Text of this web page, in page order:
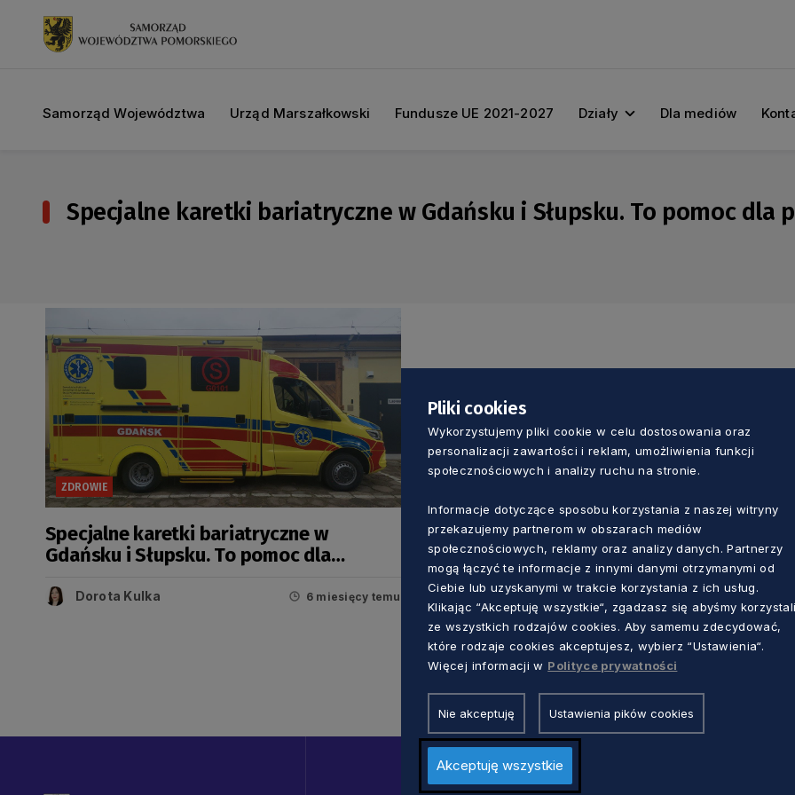
Samorząd Województwa Urząd Marszałkowski Fundusze UE 2021-2027 Działy Dla mediów
Specjalne karetki bariatryczne w Gdańsku i Słupsku. To pomoc dla
ZDROWIE
Specjalne karetki bariatryczne w
Gdańsku i Słupsku. To pomoc dla
Dorota Kulka 6 miesięcy temu
Pliki cookies
Wykorzystujemy pliki cookie w celu dostosowania oraz
personalizacji zawartości i reklam, umożliwienia funkcji
społecznościowych i analizy ruchu na stronie.
Informacje dotyczące sposobu korzystania z naszej witryny
przekazujemy partnerom w obszarach mediów
społecznościowych, reklamy oraz analizy danych. Partnerzy
mogą łączyć te informacje z innymi danymi otrzymanymi od
Ciebie lub uzyskanymi w trakcie korzystania z ich usług.
Klikając “Akceptuję wszystkie“, zgadzasz się abyśmy
ze wszystkich rodzajów cookies. Aby samemu zdecydować,
które rodzaje cookies akceptujesz, wybierz “Ustawienia“.
Więcej informacji w Polityce prywatności
Nie akceptuję Ustawienia pików cookies
Akceptuję wszystkie